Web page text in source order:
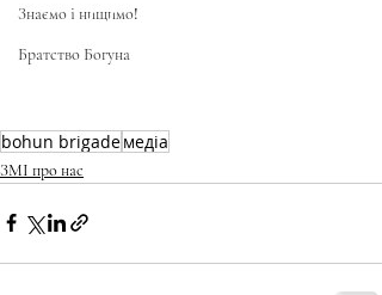
Знаємо і нищимо!
Братство Богуна
bohun brigadeмедіа
ЗМІ про нас